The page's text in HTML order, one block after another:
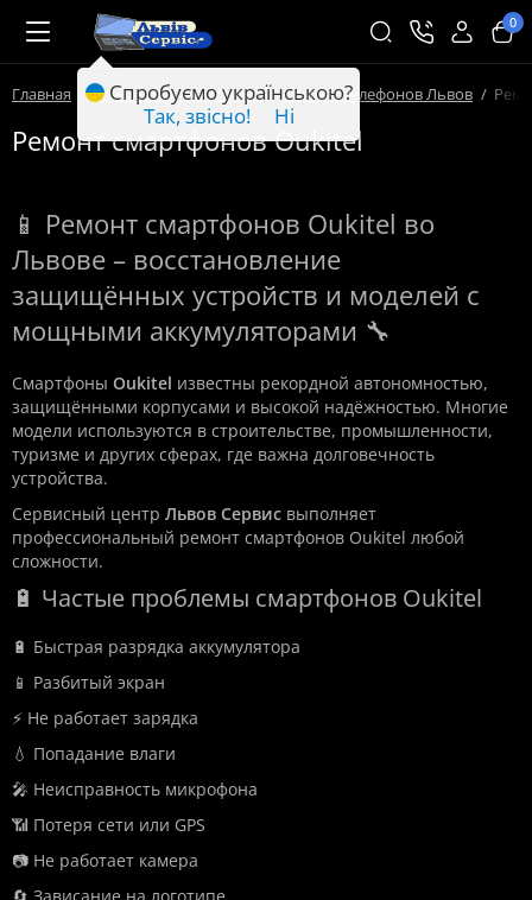
0
Главная Ремонт техники Львов Ремонт телефонов Львов
Ремонт смартфонов Oukitel
📱 Ремонт смартфонов Oukitel во
Львове – восстановление
защищённых устройств и моделей с
мощными аккумуляторами 🔧
Смартфоны Oukitel известны рекордной автономностью,
защищёнными корпусами и высокой надёжностью. Многие
модели используются в строительстве, промышленности,
туризме и других сферах, где важна долговечность
устройства.
Сервисный центр Львов Сервис выполняет
профессиональный ремонт смартфонов Oukitel любой
сложности.
🔋 Частые проблемы смартфонов Oukitel
🔋 Быстрая разрядка аккумулятора
📱 Разбитый экран
⚡ Не работает зарядка
💧 Попадание влаги
🎤 Неисправность микрофона
📶 Потеря сети или GPS
📷 Не работает камера
Спробуємо українською?
Так, звісно!
Ні